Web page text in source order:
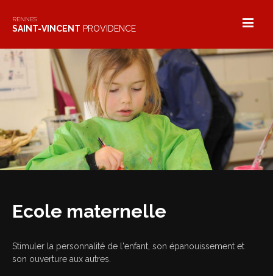
content
RENNES
SAINT-VINCENT PROVIDENCE
Ecole maternelle
Stimuler la personnalité de l'enfant, son épanouissement et
son ouverture aux autres.